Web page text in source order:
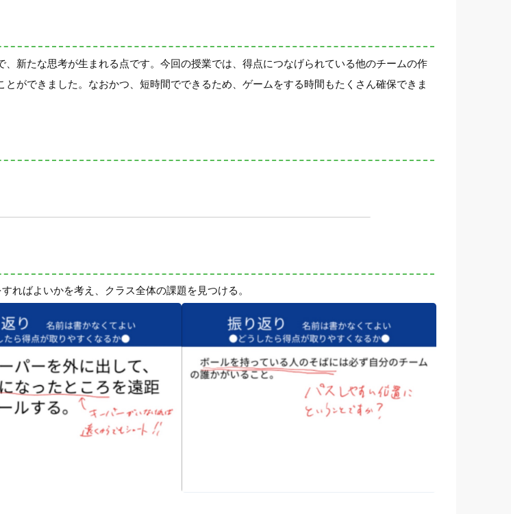
新たな思考が生まれる点です。今回の授業では、得点につなげられている他のチームの作
ができました。なおかつ、短時間でできるため、ゲームをする時間もたくさん確保できま
ればよいかを考え、クラス全体の課題を見つける。